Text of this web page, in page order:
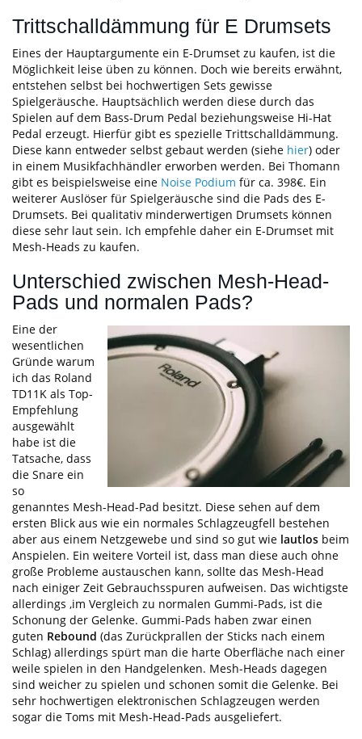
Trittschalldämmung für E Drumsets
Eines der Hauptargumente ein E-Drumset zu kaufen, ist die
Möglichkeit leise üben zu können. Doch wie bereits erwähnt,
entstehen selbst bei hochwertigen Sets gewisse
Spielgeräusche. Hauptsächlich werden diese durch das
Spielen auf dem Bass-Drum Pedal beziehungsweise Hi-Hat
Pedal erzeugt. Hierfür gibt es spezielle Trittschalldämmung.
Diese kann entweder selbst gebaut werden (siehe hier) oder
in einem Musikfachhändler erworben werden. Bei Thomann
gibt es beispielsweise eine Noise Podium für ca. 398€. Ein
weiterer Auslöser für Spielgeräusche sind die Pads des E-
Drumsets. Bei qualitativ minderwertigen Drumsets können
diese sehr laut sein. Ich empfehle daher ein E-Drumset mit
Mesh-Heads zu kaufen.
Unterschied zwischen Mesh-Head-
Pads und normalen Pads?
Eine der
wesentlichen
Gründe warum
ich das Roland
TD11K als Top-
Empfehlung
ausgewählt
habe ist die
Tatsache, dass
die Snare ein
so
genanntes Mesh-Head-Pad besitzt. Diese sehen auf dem
ersten Blick aus wie ein normales Schlagzeugfell bestehen
aber aus einem Netzgewebe und sind so gut wie lautlos beim
Anspielen. Ein weitere Vorteil ist, dass man diese auch ohne
große Probleme austauschen kann, sollte das Mesh-Head
nach einiger Zeit Gebrauchsspuren aufweisen. Das wichtigste
allerdings ,im Vergleich zu normalen Gummi-Pads, ist die
Schonung der Gelenke. Gummi-Pads haben zwar einen
guten Rebound (das Zurückprallen der Sticks nach einem
Schlag) allerdings spürt man die harte Oberfläche nach einer
weile spielen in den Handgelenken. Mesh-Heads dagegen
sind weicher zu spielen und schonen somit die Gelenke. Bei
sehr hochwertigen elektronischen Schlagzeugen werden
sogar die Toms mit Mesh-Head-Pads ausgeliefert.